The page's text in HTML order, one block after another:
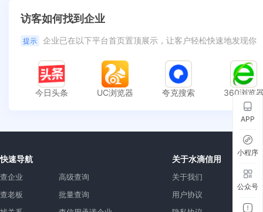
访客如何找到企业
提示 企业已在以下平台首页置顶展示，让客户轻松快速地发现你
今日头条 UC浏览器 夸克搜索 360浏览
快速导航
查企业
查老板
高级查询
批量查询
关于水滴信用
关于我们
用户协议
APP
小程序
公众号